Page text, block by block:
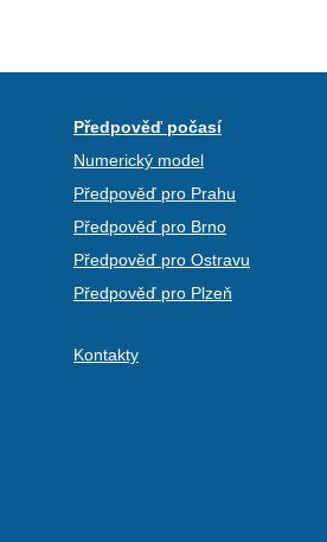
Předpověď počasí
Numerický model
Předpověď pro Prahu
Předpověď pro Brno
Předpověď pro Ostravu
Předpověď pro Plzeň
Kontakty